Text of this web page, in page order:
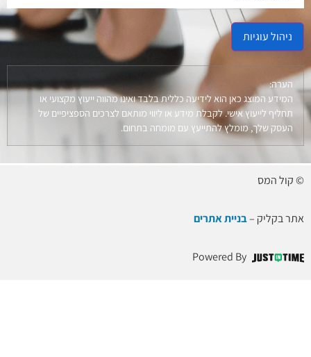
ניהול עוגיות
הערה:
המידע המוצג כאן הוא לידיעה כללית בלבד ואינו מהווה ייעוץ מקצועי או
תחליף לייעוץ אישי. לקבלת מידע או ליווי מותאם לצרכים הספציפיים של
העסק שלך, מומלץ להתייעץ עם מומחה בתחום.
© קול המס
אתר בקליק – בניית אתרים
Powered By